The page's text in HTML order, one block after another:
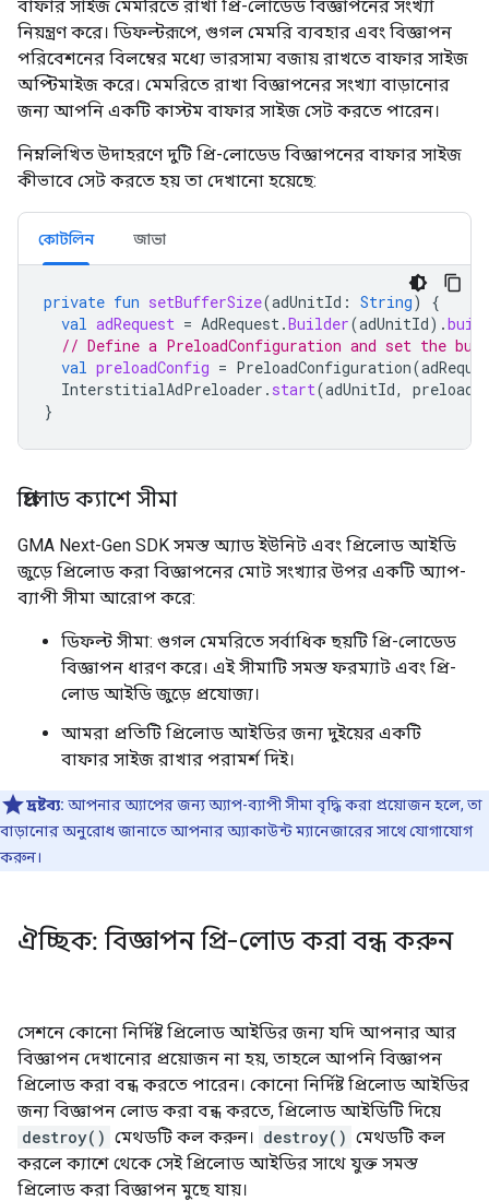
বাফার সাইজ মেমরিতে রাখা প্রি-লোডেড বিজ্ঞাপনের সংখ্যা
নিয়ন্ত্রণ করে। ডিফল্টরূপে, গুগল মেমরি ব্যবহার এবং বিজ্ঞাপন
পরিবেশনের বিলম্বের মধ্যে ভারসাম্য বজায় রাখতে বাফার সাইজ
অপ্টিমাইজ করে। মেমরিতে রাখা বিজ্ঞাপনের সংখ্যা বাড়ানোর
জন্য আপনি একটি কাস্টম বাফার সাইজ সেট করতে পারেন।
নিম্নলিখিত উদাহরণে দুটি প্রি-লোডেড বিজ্ঞাপনের বাফার সাইজ
কীভাবে সেট করতে হয় তা দেখানো হয়েছে:
কোটলিন জাভা
private fun setBufferSize(adUnitId : String)
{
val adRequest = AdRequest.Builder(adUnitId).
// Define a PreloadConfiguration and set the
val preloadConfig = PreloadConfiguration(
InterstitialAdPreloader . start(adUnitId,
}
প্রিলোড ক্যাশে সীমা
GMA Next-Gen SDK সমস্ত অ্যাড ইউনিট এবং প্রিলোড আইডি
জুড়ে প্রিলোড করা বিজ্ঞাপনের মোট সংখ্যার উপর একটি অ্যাপ-
ব্যাপী সীমা আরোপ করে:
ডিফল্ট সীমা: গুগল মেমরিতে সর্বাধিক ছয়টি প্রি-লোডেড
বিজ্ঞাপন ধারণ করে। এই সীমাটি সমস্ত ফরম্যাট এবং প্রি-
লোড আইডি জুড়ে প্রযোজ্য।
আমরা প্রতিটি প্রিলোড আইডির জন্য দুইয়ের একটি
বাফার সাইজ রাখার পরামর্শ দিই।
দ্রষ্টব্য: আপনার অ্যাপের জন্য অ্যাপ-ব্যাপী সীমা বৃদ্ধি করা প্রয়োজন হলে, তা
বাড়ানোর অনুরোধ জানাতে আপনার অ্যাকাউন্ট ম্যানেজারের সাথে যোগাযোগ
করুন।
ঐচ্ছিক: বিজ্ঞাপন প্রি-লোড করা বন্ধ করুন
সেশনে কোনো নির্দিষ্ট প্রিলোড আইডির জন্য যদি আপনার আর
বিজ্ঞাপন দেখানোর প্রয়োজন না হয়, তাহলে আপনি বিজ্ঞাপন
প্রিলোড করা বন্ধ করতে পারেন। কোনো নির্দিষ্ট প্রিলোড আইডির
জন্য বিজ্ঞাপন লোড করা বন্ধ করতে, প্রিলোড আইডিটি দিয়ে
destroy() মেথডটি কল করুন। destroy() মেথডটি কল
করলে ক্যাশে থেকে সেই প্রিলোড আইডির সাথে যুক্ত সমস্ত
প্রিলোড করা বিজ্ঞাপন মুছে যায়।